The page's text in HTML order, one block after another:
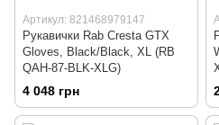
Артикул: 821468979147
Рукавички Rab Cresta GTX
Gloves, Black/Black, XL (RB
QAH-87-BLK-XLG)
4 048 грн